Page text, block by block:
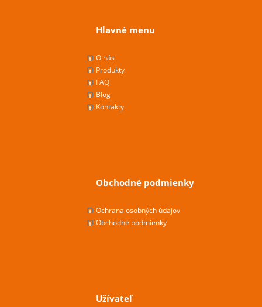
Hlavné menu
O nás
Produkty
FAQ
Blog
Kontakty
Obchodné podmienky
Ochrana osobných údajov
Obchodné podmienky
Užívateľ